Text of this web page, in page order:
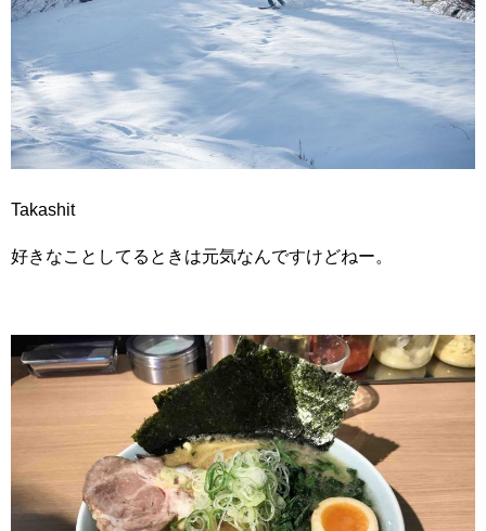
Takashit
好きなことしてるときは元気なんですけどねー。